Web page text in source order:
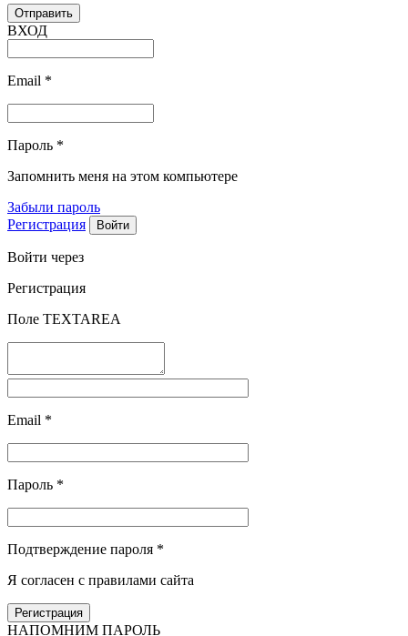
ВХОД
Email *
Пароль *
Запомнить меня на этом компьютере
Забыли пароль
Регистрация
Войти через
Регистрация
Поле TEXTAREA
Email *
Пароль *
Подтверждение пароля *
Я согласен с правилами сайта
НАПОМНИМ ПАРОЛЬ